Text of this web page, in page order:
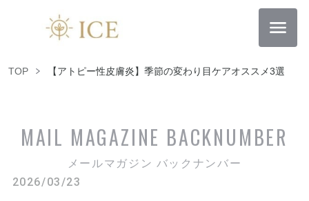
TOP 【アトピー性皮膚炎】季節の変わり目ケアオススメ3選
MAIL MAGAZINE BACKNUMBER
メールマガジン バックナンバー
2026/03/23